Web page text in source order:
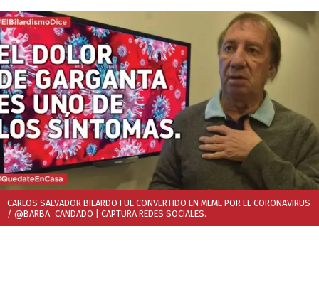
CARLOS SALVADOR BILARDO FUE CONVERTIDO EN MEME POR EL CORONAVIRUS
/ @BARBA_CANDADO
| CAPTURA REDES SOCIALES.